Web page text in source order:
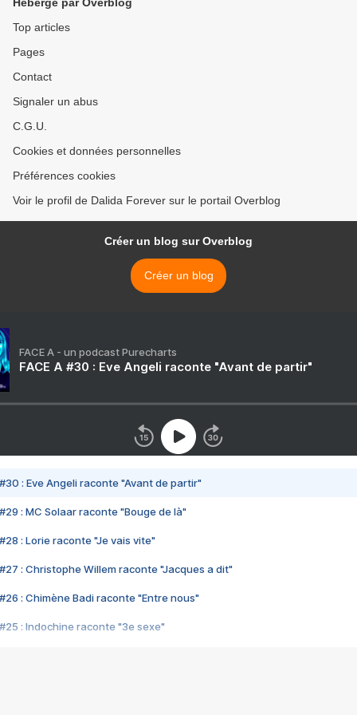
Top articles
Pages
Contact
Signaler un abus
C.G.U.
Cookies et données personnelles
Préférences cookies
Voir le profil de Dalida Forever sur le portail Overblog
Créer un blog sur Overblog
Créer un blog
FACE A - un podcast Purecharts
FACE A #30 : Eve Angeli raconte "Avant de partir"
#30 : Eve Angeli raconte "Avant de partir"
#29 : MC Solaar raconte "Bouge de là"
#28 : Lorie raconte "Je vais vite"
#27 : Christophe Willem raconte "Jacques a dit"
#26 : Chimène Badi raconte "Entre nous"
#25 : Indochine raconte "3e sexe"